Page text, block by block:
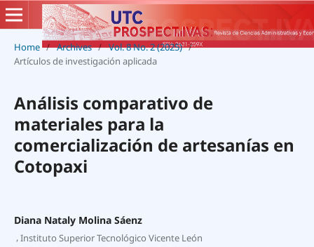
Home / Archives / Vol. 8 No. 2 (2025) /
Artículos de investigación aplicada
Análisis comparativo de
materiales para la
comercialización de artesanías en
Cotopaxi
Diana Nataly Molina Sáenz
,Instituto Superior Tecnológico Vicente León